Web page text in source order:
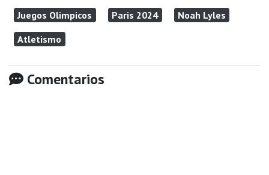
Juegos Olimpicos Paris 2024
Noah Lyles
Atletismo
Comentarios